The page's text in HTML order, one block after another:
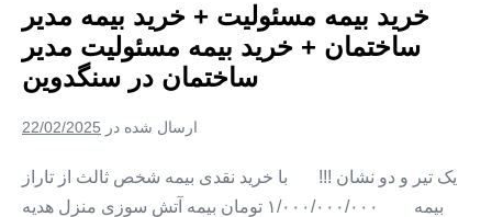
ساختمان
خرید
بیمه
مسئولیت
ساختمان
در
خرید بیمه مسئولیت + خرید بیمه مدیر
ساختمان + خرید بیمه مسئولیت مدیر
ساختمان در سنگدوین
ارسال شده در 22/02/2025
یک تیر و دو نشان !!! با خرید نقدی بیمه شخص ثالث از تاراز
بیمه ۱/۰۰۰/۰۰۰/۰۰۰ تومان بیمه آتش سوزی منزل هدیه